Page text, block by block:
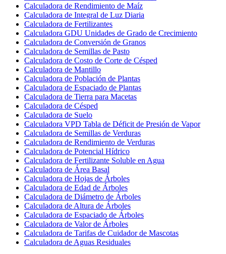
Calculadora de Rendimiento de Maíz
Calculadora de Integral de Luz Diaria
Calculadora de Fertilizantes
Calculadora GDU Unidades de Grado de Crecimiento
Calculadora de Conversión de Granos
Calculadora de Semillas de Pasto
Calculadora de Costo de Corte de Césped
Calculadora de Mantillo
Calculadora de Población de Plantas
Calculadora de Espaciado de Plantas
Calculadora de Tierra para Macetas
Calculadora de Césped
Calculadora de Suelo
Calculadora VPD Tabla de Déficit de Presión de Vapor
Calculadora de Semillas de Verduras
Calculadora de Rendimiento de Verduras
Calculadora de Potencial Hídrico
Calculadora de Fertilizante Soluble en Agua
Calculadora de Área Basal
Calculadora de Hojas de Árboles
Calculadora de Edad de Árboles
Calculadora de Diámetro de Árboles
Calculadora de Altura de Árboles
Calculadora de Espaciado de Árboles
Calculadora de Valor de Árboles
Calculadora de Tarifas de Cuidador de Mascotas
Calculadora de Aguas Residuales